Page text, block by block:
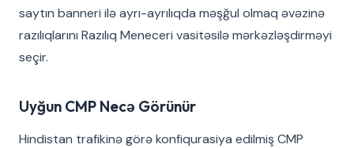
saytın banneri ilə ayrı-ayrılıqda məşğul olmaq əvəzinə
razılıqlarını Razılıq Meneceri vasitəsilə mərkəzləşdirməyi
seçir.
Uyğun CMP Necə Görünür
Hindistan trafikinə görə konfiqurasiya edilmiş CMP